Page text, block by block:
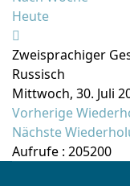
Heute
Zweisprachiger
Russisch
Mittwoch, 30. Juli
Vorherige
Nächste
Aufrufe : 205200